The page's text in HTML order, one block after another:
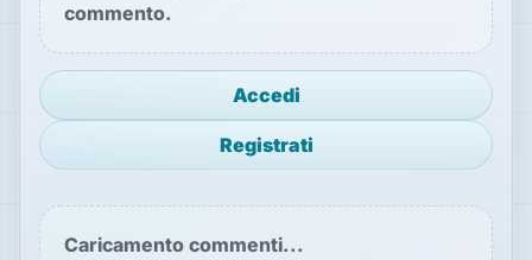
commento.
Accedi
Registrati
Caricamento commenti...